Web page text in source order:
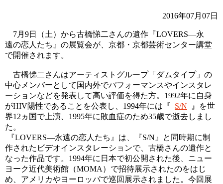
2016年07月07日
7月9日（土）から古橋悌二さんの遺作『LOVERS―永
遠の恋人たち』の展覧会が、京都・京都芸術センター講堂
で開催されます。
古橋悌二さんはアーティストグループ「ダムタイプ」の
中心メンバーとして国内外でパフォーマンスやインスタレ
ーションなどを発表して高い評価を得た方。1992年に自身
がHIV陽性であることを公表し、1994年には『 S/N
』を世
界12ヵ国で上演、1995年に敗血症のため35歳で逝去しまし
た。
『LOVERS―永遠の恋人たち』は、『S/N』と同時期に制
作されたビデオインスタレーションで、古橋さんの遺作と
なった作品です。1994年に日本で初公開された後、ニュー
ヨーク近代美術館（MOMA）で招待展示されたのをはじ
め、アメリカやヨーロッパで巡回展示されました。今回展